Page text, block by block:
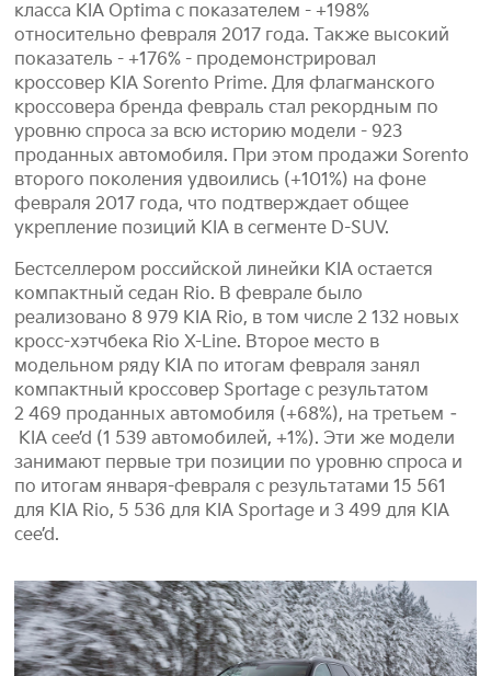
класса KIA Optima с показателем - +198%
относительно февраля 2017 года. Также высокий
показатель - +176% - продемонстрировал
кроссовер KIA Sorento Prime. Для флагманского
кроссовера бренда февраль стал рекордным по
уровню спроса за всю историю модели - 923
проданных автомобиля. При этом продажи Sorento
второго поколения удвоились (+101%) на фоне
февраля 2017 года, что подтверждает общее
укрепление позиций KIA в сегменте D-SUV.
Бестселлером российской линейки KIA остается
компактный седан Rio. В феврале было
реализовано 8 979 KIA Rio, в том числе 2 132 новых
кросс-хэтчбека Rio X-Line. Второе место в
модельном ряду KIA по итогам февраля занял
компактный кроссовер Sportage с результатом
2 469 проданных автомобиля (+68%), на третьем –
KIA cee’d (1 539 автомобилей, +1%). Эти же модели
занимают первые три позиции по уровню спроса и
по итогам января-февраля с результатами 15 561
для KIA Rio, 5 536 для KIA Sportage и 3 499 для KIA
cee’d.